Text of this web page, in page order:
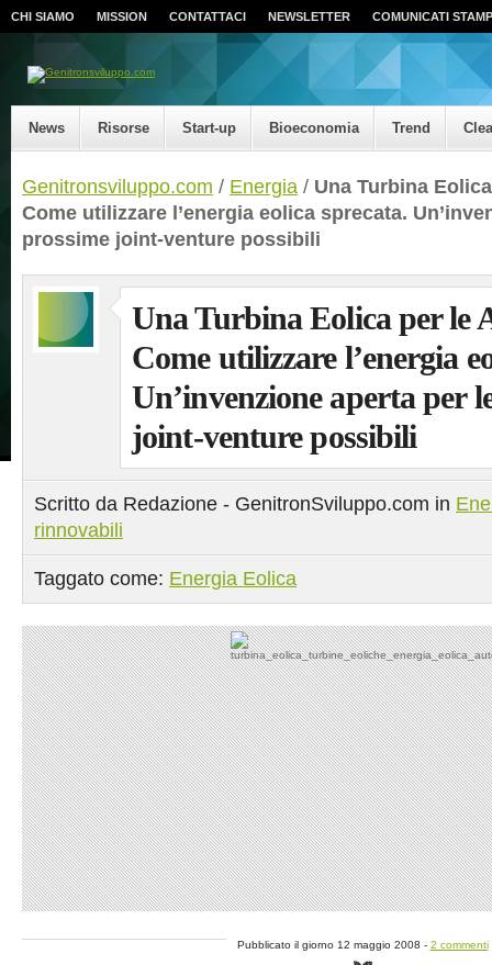
CHI SIAMO MISSION CONTATTACI NEWSLETTER COMUNICATI
News Risorse Start-up Bioeconomia Trend
Genitronsviluppo.com / Energia / Una Turbina
Come utilizzare l’energia eolica sprecata.
prossime joint-venture possibili
Una Turbina Eolica per le
Come utilizzare l’energia
Un’invenzione aperta per
joint-venture possibili
Scritto da Redazione - GenitronSviluppo.com in
rinnovabili
Taggato come: Energia Eolica
Pubblicato il giorno 12 maggio 2008 - 2 commenti